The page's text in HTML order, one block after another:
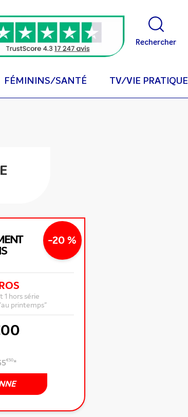
Rechercher
FÉMININS/SANTÉ TV/VIE PRATIQUE
-20 %
1 hors série
printemps"
€50*